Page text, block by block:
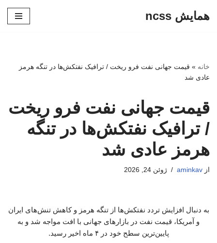
همایش ncss
خانه » قیمت جهانی نفت فرو ریخت / ترافیک نفتکش‌ها در تنگه هرمز
عادی شد
قیمت جهانی نفت فرو ریخت
/ ترافیک نفتکش‌ها در تنگه
هرمز عادی شد
از aminkav ژوئن 24, 2026
به دنبال افزایش تردد نفتکش‌ها از تنگه هرمز و کاهش تنش‌های ایران
و آمریکا، قیمت نفت در بازارهای جهانی با افت مواجه شد و به
پایین‌ترین سطح خود در ۴ ماه اخیر رسید.